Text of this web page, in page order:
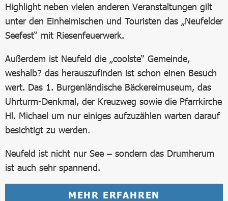
Highlight neben vielen anderen Veranstaltungen gilt
unter den Einheimischen und Touristen das „Neufelder
Seefest“ mit Riesenfeuerwerk.
Außerdem ist Neufeld die „coolste“ Gemeinde,
weshalb? das herauszufinden ist schon einen Besuch
wert. Das 1. Burgenländische Bäckereimuseum, das
Uhrturm-Denkmal, der Kreuzweg sowie die Pfarrkirche
Hl. Michael um nur einiges aufzuzählen warten darauf
besichtigt zu werden.
Neufeld ist nicht nur See – sondern das Drumherum
ist auch sehr spannend.
MEHR ERFAHREN